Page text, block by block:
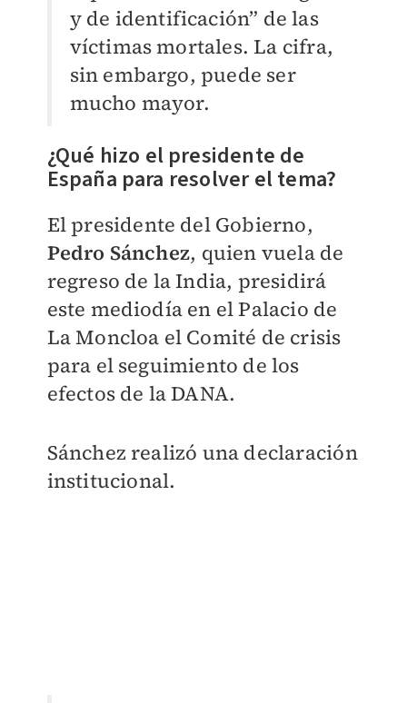
y de identificación” de las
víctimas mortales. La cifra,
sin embargo, puede ser
mucho mayor.
¿Qué hizo el presidente de
España para resolver el tema?
El presidente del Gobierno,
Pedro Sánchez, quien vuela de
regreso de la India, presidirá
este mediodía en el Palacio de
La Moncloa el Comité de crisis
para el seguimiento de los
efectos de la DANA.
Sánchez realizó una declaración
institucional.